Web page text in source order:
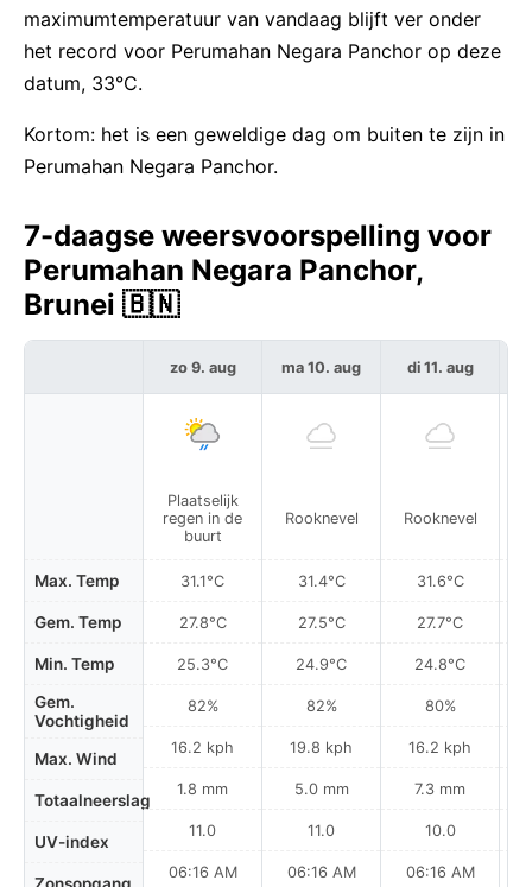
maximumtemperatuur van vandaag blijft ver onder
het record voor Perumahan Negara Panchor op deze
datum, 33°C.
Kortom: het is een geweldige dag om buiten te zijn in
Perumahan Negara Panchor.
7-daagse weersvoorspelling voor
Perumahan Negara Panchor,
Brunei 🇧🇳
Max. Temp
Gem. Temp
Min. Temp
Gem.
Vochtigheid
Max. Wind
Totaalneerslag
UV-index
zo 9. aug
Plaatselijk
regen in de
buurt
31.1°C
27.8°C
25.3°C
82%
16.2 kph
1.8 mm
11.0
06:16 AM
ma 10. aug
Rooknevel
31.4°C
27.5°C
24.9°C
82%
19.8 kph
5.0 mm
11.0
06:16 AM
di 11. aug
Rooknevel
31.6°C
27.7°C
24.8°C
80%
16.2 kph
7.3 mm
10.0
06:16 AM